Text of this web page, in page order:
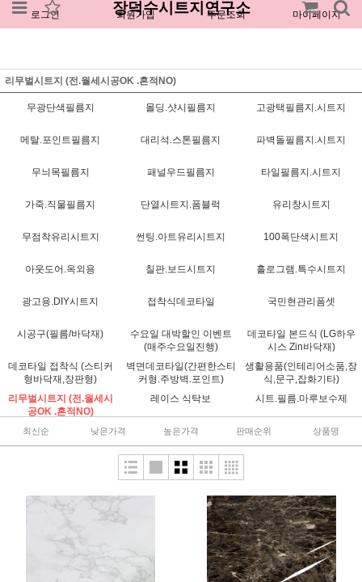
로그인 회원가입 주문조회 마이페이지
장덕수시트지연구소
리무벌시트지 (전.월세시공OK .흔적NO)
무광단색필름지 몰딩.샷시필름지 고광택필름지.시트지
메탈.포인트필름지 대리석.스톤필름지 파벽돌필름지.시트지
무늬목필름지 패널우드필름지 타일필름지.시트지
가죽.직물필름지 단열시트지.폼블럭 유리창시트지
무점착유리시트지 썬팅.아트유리시트지 100폭단색시트지
아웃도어.옥외용 칠판.보드시트지 홀로그램.특수시트지
광고용.DIY시트지 접착식데코타일 국민현관리폼셋
시공구(필름/바닥재)
수요일 대박할인 이벤트
(매주수요일진행)
데코타일 본드식 (LG하우
시스 Zin바닥재)
데코타일 접착식 (스티커
형바닥재,장판형)
벽면데코타일(간편한스티
커형.주방벽.포인트)
생활용품(인테리어소품,장
식,문구,잡화기타)
리무벌시트지 (전.월세시
공OK .흔적NO)
레이스 식탁보 시트.필름.마루보수제
최신순 낮은가격 높은가격 판매순위 상품명